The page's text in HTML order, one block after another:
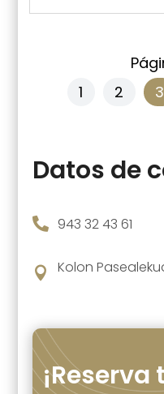
1
2 3
Datos de
 943 32 43 61
 Kolon